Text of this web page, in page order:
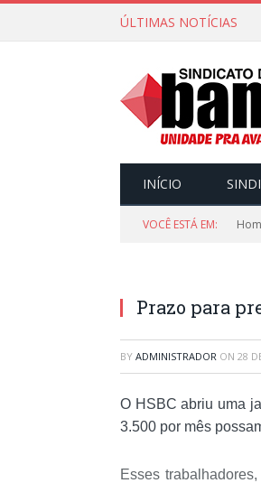
ÚLTIMAS NOTÍCIAS
INÍCIO
VOCÊ ESTÁ EM:
Prazo para
BY ADMINISTRADOR ON 28
O HSBC abriu uma
3.500 por mês
Esses